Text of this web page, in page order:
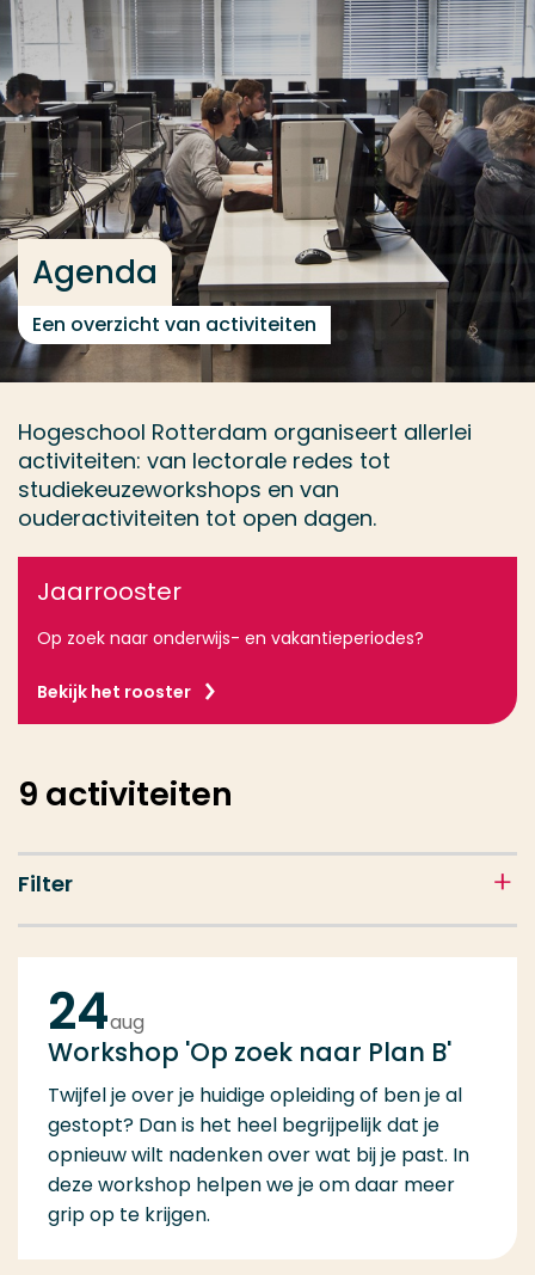
Ga direct naar de content
... > Agenda
Agenda
Een overzicht van activiteiten
Hogeschool Rotterdam organiseert allerlei
activiteiten: van lectorale redes tot
studiekeuzeworkshops en van
ouderactiviteiten tot open dagen.
Jaarrooster
Op zoek naar onderwijs- en vakantieperiodes?
Bekijk het rooster
9 activiteiten
Filter
Workshop 'Op zoek naar Plan B'
Twijfel je over je huidige opleiding of ben je al
gestopt? Dan is het heel begrijpelijk dat je
opnieuw wilt nadenken over wat bij je past. In
deze workshop helpen we je om daar meer
grip op te krijgen.
24aug
Veel gezocht
Opleiding